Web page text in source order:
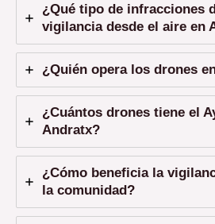
¿Qué tipo de infracciones
vigilancia desde el aire en
¿Quién opera los drones
¿Cuántos drones tiene el
Andratx?
¿Cómo beneficia la
la comunidad?